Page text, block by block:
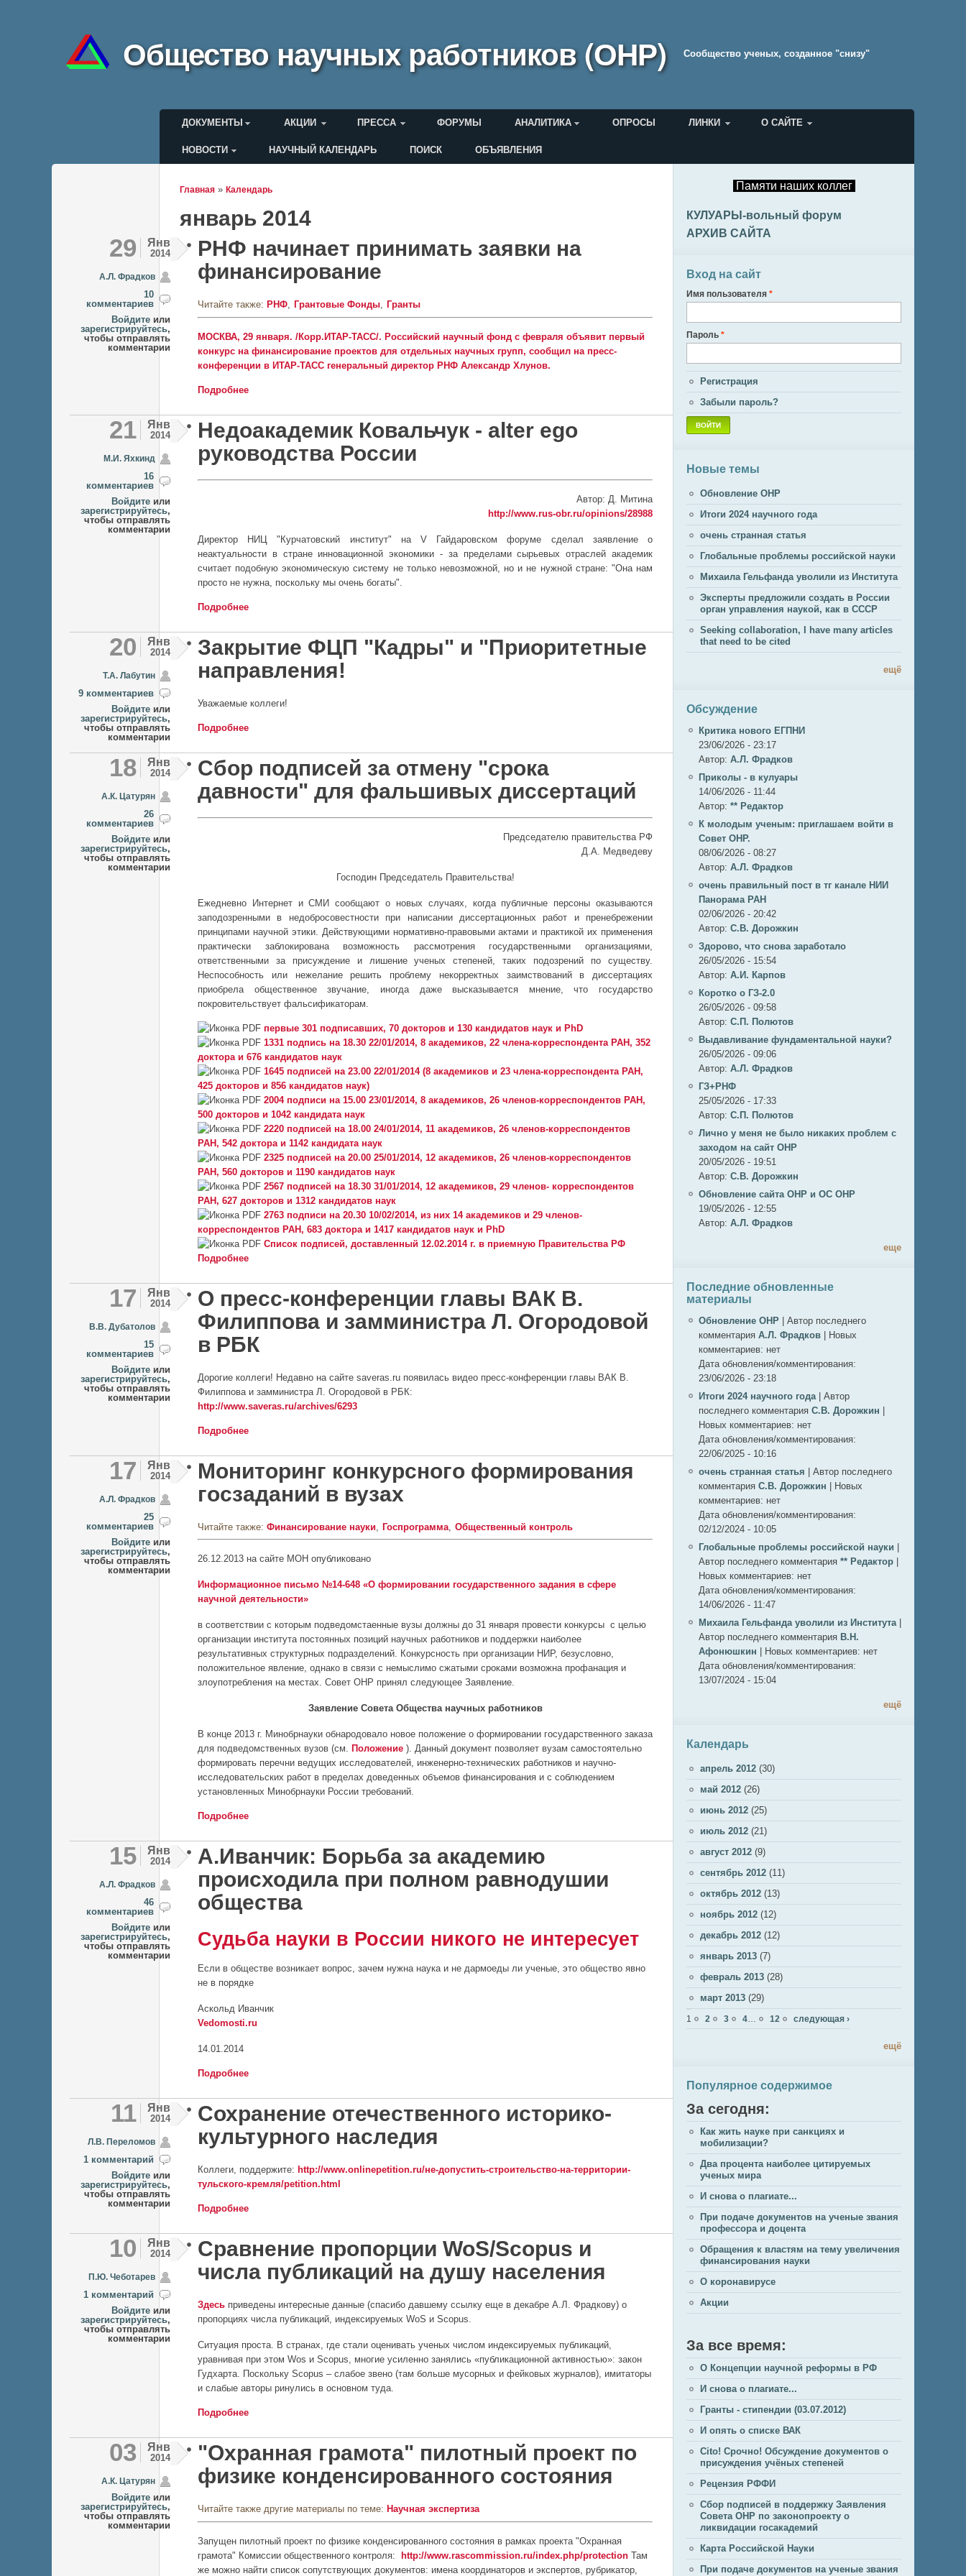
Общество научных работников (ОНР) Cообщество ученых, созданное "снизу"
Главное меню
ДОКУМЕНТЫ АКЦИИ ПРЕССА ФОРУМЫ АНАЛИТИКА ОПРОСЫ ЛИНКИ О САЙТЕ
Меню пользователя
НОВОСТИ НАУЧНЫЙ КАЛЕНДАРЬ ПОИСК ОБЪЯВЛЕНИЯ
Вы здесь
Главная » Календарь
январь 2014
29 Янв
2014
А.Л. Фрадков
10
комментариев
Войдите или
зарегистрируйтесь,
чтобы отправлять
комментарии
РНФ начинает принимать заявки на
финансирование
Читайте также: РНФ Грантовые Фонды Гранты
МОСКВА, 29 января. /Корр.ИТАР-ТАСС/. Российский научный фонд с февраля объявит первый
конкурс на финансирование проектов для отдельных научных групп, сообщил на пресс-
конференции в ИТАР-ТАСС генеральный директор РНФ Александр Хлунов.
Подробнее
21 Янв
2014
М.И. Яхкинд
16
комментариев
Войдите или
зарегистрируйтесь,
чтобы отправлять
комментарии
Недоакадемик Ковальчук - alter ego
руководства России
Автор: Д. Митина
http://www.rus-obr.ru/opinions/28988
Директор НИЦ "Курчатовский институт" на V Гайдаровском форуме сделал заявление о
неактуальности в стране инновационной экономики - за пределами сырьевых отраслей академик
считает подобную экономическую систему не только невозможной, но и не нужной стране: "Она нам
просто не нужна, поскольку мы очень богаты".
Подробнее
20 Янв
2014
Т.А. Лабутин
9 комментариев
Войдите или
зарегистрируйтесь,
чтобы отправлять
комментарии
Закрытие ФЦП "Кадры" и "Приоритетные
направления!
Уважаемые коллеги!
Подробнее
18 Янв
2014
А.К. Цатурян
26
комментариев
Войдите или
зарегистрируйтесь,
чтобы отправлять
комментарии
Сбор подписей за отмену "срока
давности" для фальшивых диссертаций
Председателю правительства РФ
Д.А. Медведеву
Господин Председатель Правительства!
Ежедневно Интернет и СМИ сообщают о новых случаях, когда публичные персоны оказываются
заподозренными в недобросовестности при написании диссертационных работ и пренебрежении
принципами научной этики. Действующими нормативно-правовыми актами и практикой их применения
практически заблокирована возможность рассмотрения государственными организациями,
ответственными за присуждение и лишение ученых степеней, таких подозрений по существу.
Неспособность или нежелание решить проблему некорректных заимствований в диссертациях
приобрела общественное звучание, иногда даже высказывается мнение, что государство
покровительствует фальсификаторам.
первые 301 подписавших, 70 докторов и 130 кандидатов наук и PhD
1331 подпись на 18.30 22/01/2014, 8 академиков, 22 члена-корреспондента РАН, 352
доктора и 676 кандидатов наук
1645 подписей на 23.00 22/01/2014 (8 академиков и 23 члена-корреспондента РАН,
425 докторов и 856 кандидатов наук)
2004 подписи на 15.00 23/01/2014, 8 академиков, 26 членов-корреспондентов РАН,
500 докторов и 1042 кандидата наук
2220 подписей на 18.00 24/01/2014, 11 академиков, 26 членов-корреспондентов
РАН, 542 доктора и 1142 кандидата наук
2325 подписей на 20.00 25/01/2014, 12 академиков, 26 членов-корреспондентов
РАН, 560 докторов и 1190 кандидатов наук
2567 подписей на 18.30 31/01/2014, 12 академиков, 29 членов- корреспондентов
РАН, 627 докторов и 1312 кандидатов наук
2763 подписи на 20.30 10/02/2014, из них 14 академиков и 29 членов-
корреспондентов РАН, 683 доктора и 1417 кандидатов наук и PhD
Список подписей, доставленный 12.02.2014 г. в приемную Правительства РФ
Подробнее
17 Янв
2014
В.В. Дубатолов
15
комментариев
Войдите или
зарегистрируйтесь,
чтобы отправлять
комментарии
О пресс-конференции главы ВАК В.
Филиппова и замминистра Л. Огородовой
в РБК
Дорогие коллеги! Недавно на сайте saveras.ru появилась видео пресс-конференции главы ВАК В.
Филиппова и замминистра Л. Огородовой в РБК:
http://www.saveras.ru/archives/6293
Подробнее
17 Янв
2014
А.Л. Фрадков
25
комментариев
Войдите или
зарегистрируйтесь,
чтобы отправлять
комментарии
Мониторинг конкурсного формирования
госзаданий в вузах
Читайте также: Финансирование науки Госпрограмма Общественный контроль
26.12.2013 на сайте МОН опубликовано
Информационное письмо №14-648 «О формировании государственного задания в сфере
научной деятельности»
в соответствии с которым подведомстаенные вузы должны до 31 января провести конкурсы с целью
организации института постоянных позиций научных работников и поддержки наиболее
результативных структурных подразделений. Конкурсность при организации НИР, безусловно,
положительное явление, однако в связи с немыслимо сжатыми сроками возможна профанация и
злоупотребления на местах. Совет ОНР принял следующее Заявление.
Заявление Совета Общества научных работников
В конце 2013 г. Минобрнауки обнародовало новое положение о формировании государственного заказа
для подведомственных вузов (см. Положение ). Данный документ позволяет вузам самостоятельно
формировать перечни ведущих исследователей, инженерно-технических работников и научно-
исследовательских работ в пределах доведенных объемов финансирования и с соблюдением
установленных Минобрнауки России требований.
Подробнее
15 Янв
2014
А.Л. Фрадков
46
комментариев
Войдите или
зарегистрируйтесь,
чтобы отправлять
комментарии
А.Иванчик: Борьба за академию
происходила при полном равнодушии
общества
Судьба науки в России никого не интересует
Если в обществе возникает вопрос, зачем нужна наука и не дармоеды ли ученые, это общество явно
не в порядке
Аскольд Иванчик
Vedomosti.ru
14.01.2014
Подробнее
11 Янв
2014
Л.В. Переломов
1 комментарий
Войдите или
зарегистрируйтесь,
чтобы отправлять
комментарии
Сохранение отечественного историко-
культурного наследия
Коллеги, поддержите: http://www.onlinepetition.ru/не-допустить-строительство-на-территории-
тульского-кремля/petition.html
Подробнее
10 Янв
2014
П.Ю. Чеботарев
1 комментарий
Войдите или
зарегистрируйтесь,
чтобы отправлять
комментарии
Сравнение пропорции WoS/Scopus и
числа публикаций на душу населения
Здесь приведены интересные данные (спасибо давшему ссылку еще в декабре А.Л. Фрадкову) о
пропорциях числа публикаций, индексируемых WoS и Scopus.
Ситуация проста. В странах, где стали оценивать ученых числом индексируемых публикаций,
уравнивая при этом Wos и Scopus, многие усиленно занялись «публикационной активностью»: закон
Гудхарта. Поскольку Scopus – слабое звено (там больше мусорных и фейковых журналов), имитаторы
и слабые авторы ринулись в основном туда.
Подробнее
03 Янв
2014
А.К. Цатурян
Войдите или
зарегистрируйтесь,
чтобы отправлять
комментарии
"Охранная грамота" пилотный проект по
физике конденсированного состояния
Читайте также другие материалы по теме: Научная экспертиза
Запущен пилотный проект по физике конденсированного состояния в рамках проекта "Охранная
грамота" Комиссии общественного контроля: http://www.rascommission.ru/index.php/protection Там
же можно найти список сопутствующих документов: имена координаторов и экспертов, рубрикатор,
Памяти наших коллег
КУЛУАРЫ-вольный форум
АРХИВ САЙТА
Вход на сайт
Имя пользователя *
Пароль *
Регистрация
Забыли пароль?
Новые темы
Обновление ОНР
Итоги 2024 научного года
очень странная статья
Глобальные проблемы российской науки
Михаила Гельфанда уволили из Института
Эксперты предложили создать в России
орган управления наукой, как в СССР
Seeking collaboration, I have many articles
that need to be cited
ещё
Обсуждение
Критика нового ЕГПНИ
23/06/2026 - 23:17
Автор: А.Л. Фрадков
Приколы - в кулуары
14/06/2026 - 11:44
Автор: ** Редактор
К молодым ученым: приглашаем войти в
Совет ОНР.
08/06/2026 - 08:27
Автор: А.Л. Фрадков
очень правильный пост в тг канале НИИ
Панорама РАН
02/06/2026 - 20:42
Автор: С.В. Дорожкин
Здорово, что снова заработало
26/05/2026 - 15:54
Автор: А.И. Карпов
Коротко о ГЗ-2.0
26/05/2026 - 09:58
Автор: C.П. Полютов
Выдавливание фундаментальной науки?
26/05/2026 - 09:06
Автор: А.Л. Фрадков
ГЗ+РНФ
25/05/2026 - 17:33
Автор: C.П. Полютов
Лично у меня не было никаких проблем с
заходом на сайт ОНР
20/05/2026 - 19:51
Автор: С.В. Дорожкин
Обновление сайта ОНР и ОС ОНР
19/05/2026 - 12:55
Автор: А.Л. Фрадков
еще
Последние обновленные
материалы
Обновление ОНР
Автор последнего
комментария А.Л. Фрадков
Новых
комментариев: нет
Дата обновления/комментирования:
23/06/2026 - 23:18
Итоги 2024 научного года
Автор
последнего комментария С.В. Дорожкин
Новых комментариев: нет
Дата обновления/комментирования:
22/06/2025 - 10:16
очень странная статья
Автор последнего
комментария С.В. Дорожкин
Новых
комментариев: нет
Дата обновления/комментирования:
02/12/2024 - 10:05
Глобальные проблемы российской науки
Автор последнего комментария ** Редактор
Новых комментариев: нет
Дата обновления/комментирования:
14/06/2026 - 11:47
Михаила Гельфанда уволили из Института
Автор последнего комментария В.Н.
Афонюшкин
Новых комментариев: нет
Дата обновления/комментирования:
13/07/2024 - 15:04
ещё
Календарь
апрель 2012 (30)
май 2012 (26)
июнь 2012 (25)
июль 2012 (21)
август 2012 (9)
сентябрь 2012 (11)
октябрь 2012 (13)
ноябрь 2012 (12)
декабрь 2012 (12)
январь 2013 (7)
февраль 2013 (28)
март 2013 (29)
Страницы
1 2 3 4 12 следующая ›
ещё
Популярное содержимое
За сегодня:
Как жить науке при санкциях и
мобилизации?
Два процента наиболее цитируемых
ученых мира
И снова о плагиате...
При подаче документов на ученые звания
профессора и доцента
Обращения к властям на тему увеличения
финансирования науки
О коронавирусе
Акции
За все время:
О Концепции научной реформы в РФ
И снова о плагиате...
Гранты - стипендии (03.07.2012)
И опять о списке ВАК
Cito! Срочно! Обсуждение документов о
присуждения учёных степеней
Рецензия РФФИ
Сбор подписей в поддержку Заявления
Совета ОНР по законопроекту о
ликвидации госакадемий
Карта Российской Науки
При подаче документов на ученые звания